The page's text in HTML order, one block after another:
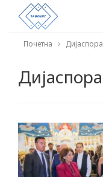
Почетна Дијаспора
Дијаспора